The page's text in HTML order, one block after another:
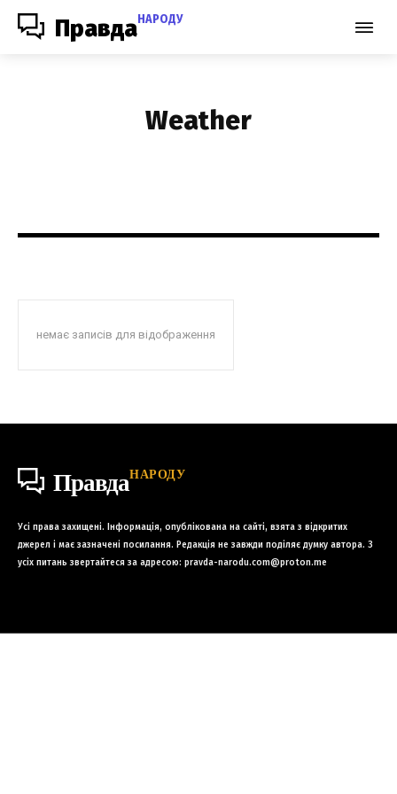
ПравдаНАРОДУ
Weather
немає записів для відображення
ПравдаНАРОДУ
Усі права захищені. Інформація, опублікована на сайті, взята з відкритих
джерел і має зазначені посилання. Редакція не завжди поділяє думку автора. З
усіх питань звертайтеся за адресою: pravda-narodu.com@proton.me